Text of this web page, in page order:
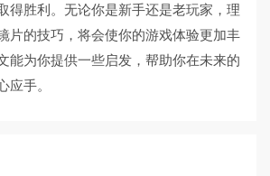
得胜利。无论你是新手还是老玩家，理
片的技巧，将会使你的游戏体验更加丰
能为你提供一些启发，帮助你在未来的
应手。